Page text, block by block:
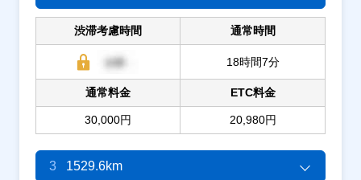
渋滞考慮時間 通常時間
18時間7分
通常料金
30,000円
ETC料金
20,980円
3 1529.6km